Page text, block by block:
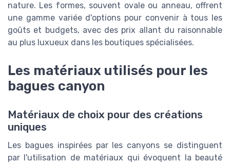
nature. Les formes, souvent ovale ou anneau, offrent
une gamme variée d'options pour convenir à tous les
goûts et budgets, avec des prix allant du raisonnable
au plus luxueux dans les boutiques spécialisées.
Les matériaux utilisés pour les
bagues canyon
Matériaux de choix pour des créations
uniques
Les bagues inspirées par les canyons se distinguent
par l'utilisation de matériaux qui évoquent la beauté